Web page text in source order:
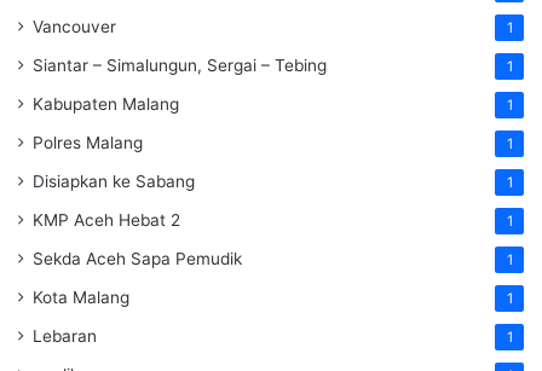
Vancouver 1
Siantar – Simalungun, Sergai – Tebing 1
Kabupaten Malang 1
Polres Malang 1
Disiapkan ke Sabang 1
KMP Aceh Hebat 2 1
Sekda Aceh Sapa Pemudik 1
Kota Malang 1
Lebaran 1